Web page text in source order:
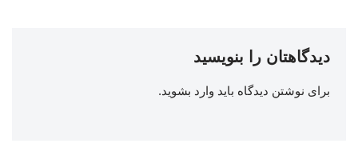
دیدگاهتان را بنویسید
برای نوشتن دیدگاه باید وارد بشوید.